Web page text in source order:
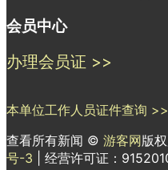
会员中心
办理会员证 >>
本单位工作人员证件查询 >>
查看所有新闻 © 游客网版
号-3
| 经营许可证：